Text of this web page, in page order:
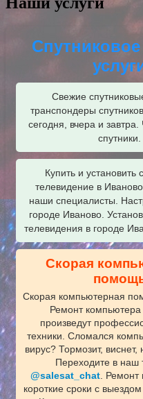
Свежие
транспондеры
сегодня, вчера и
спутники.
Купить и установить
телевидение в
наши специалисты.
городе Иваново.
телевидения в городе
Скорая
Скорая компьютерная
Ремонт
произведут
техники. Сломался
вирус? Тормозит, виснет,
Переходите в наш
@salesat_chat. Ремонт
короткие сроки с